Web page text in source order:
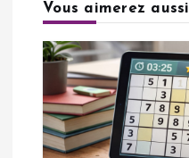
o
n
d
Vous aimerez aussi